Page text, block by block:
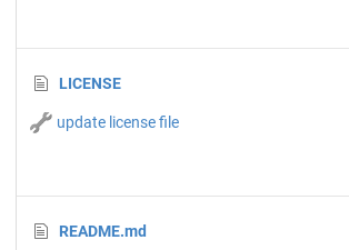
LICENSE
🔧 update license file
README.md